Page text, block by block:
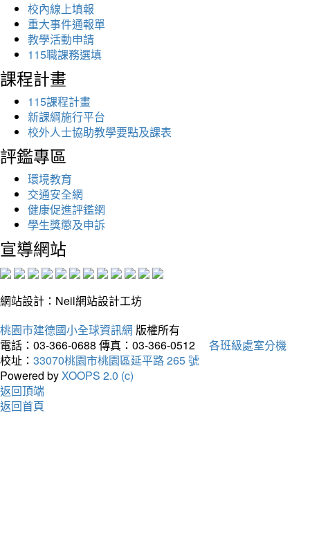
校內線上填報
重大事件通報單
教學活動申請
115職課務選填
課程計畫
115課程計畫
新課綱施行平台
校外人士協助教學要點及課表
評鑑專區
環境教育
交通安全網
健康促進評鑑網
學生獎懲及申訴
宣導網站
網站設計：Neil網站設計工坊
桃園市建德國小全球資訊網 版權所有
電話：03-366-0688 傳真：03-366-0512
各班級處室分機
校址： 33070桃園市桃園區延平路 265 號
Powered byXOOPS 2.0 (c)
返回頂端
返回首頁